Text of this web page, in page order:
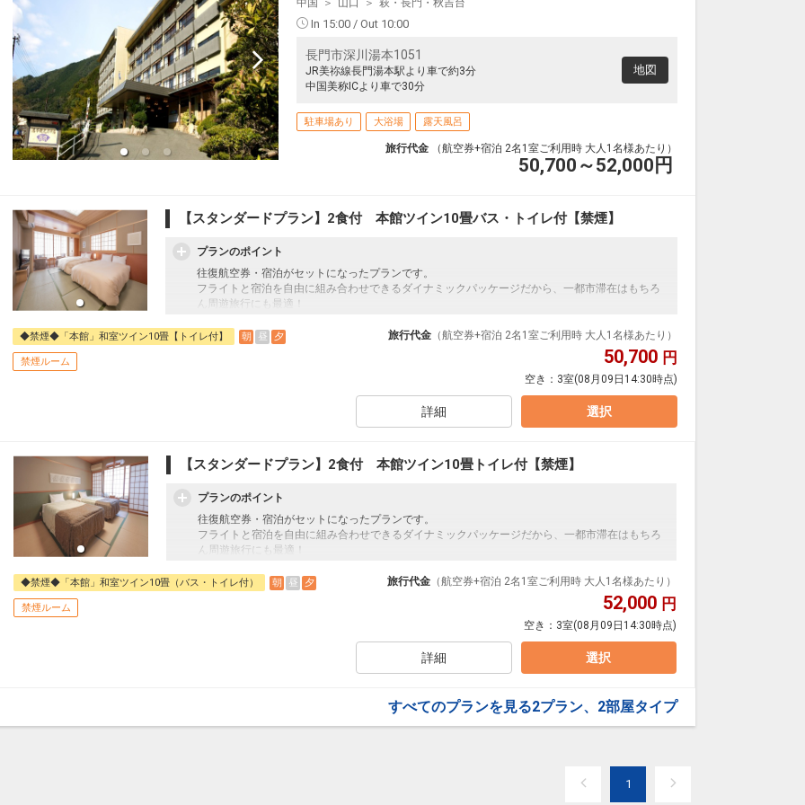
中国 山口 萩・長門・秋吉台
In 15:00 / Out 10:00
長門市深川湯本1051
JR美祢線長門湯本駅より車で約3分
中国美称ICより車で30分
地図
駐車場あり 大浴場 露天風呂
旅行代金 （航空券+宿泊 2名1室ご利用時 大人1名様あたり）
50,700～52,000 円
【スタンダードプラン】2食付 本館ツイン10畳バス・トイレ付【禁煙】
プランのポイント
往復航空券・宿泊がセットになったプランです。
フライトと宿泊を自由に組み合わせできるダイナミックパッケージだから、一都市滞在はもちろ
ん周遊旅行にも最適！
フライトは、安心のJAL（またはJALグループ）確約！フライトマイル50%貯まります。
オプションでレンタカーや現地交通・体験プランなどの追加（同時予約）が可能なプランもござ
夕食 和会席（8/8から8/15・12/29から1/2は和洋中バイキング）
◆禁煙◆「本館」和室ツイン10畳【トイレ付】 朝 昼 夕
禁煙ルーム
旅行代金 （航空券+宿泊 2名1室ご利用時 大人1名様あたり）
50,700 円
空き： 3室(08月09日14:30時点)
詳細 選択
【スタンダードプラン】2食付 本館ツイン10畳トイレ付【禁煙】
プランのポイント
往復航空券・宿泊がセットになったプランです。
フライトと宿泊を自由に組み合わせできるダイナミックパッケージだから、一都市滞在はもちろ
ん周遊旅行にも最適！
フライトは、安心のJAL（またはJALグループ）確約！フライトマイル50%貯まります。
オプションでレンタカーや現地交通・体験プランなどの追加（同時予約）が可能なプランもござ
夕食 和会席（8/8から8/15・12/29から1/2は和洋中バイキング）
◆禁煙◆「本館」和室ツイン10畳（バス・トイレ付） 朝 昼 夕
禁煙ルーム
旅行代金 （航空券+宿泊 2名1室ご利用時 大人1名様あたり）
52,000 円
空き： 3室(08月09日14:30時点)
詳細 選択
すべてのプランを見る2プラン、2部屋タイプ
1